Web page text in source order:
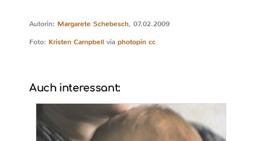
Autorin: Margarete Schebesch, 07.02.2009
Foto: Kristen Campbell via photopin cc
Auch interessant: